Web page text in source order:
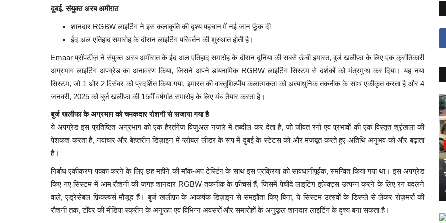
दुबई, संयुक्त अरब अमीरात
शानदार RGBW लाइटिंग ने इस कलाकृति की दृश्य पहचान में नई जान फ़ूँक दी
ईद अल एतिहाद समारोह के दौरान लाइटिंग परिवर्तन की शुरुआत होती है।
Emaar प्रॉपर्टीज़ ने संयुक्त अरब अमीरात के ईद अल एतिहाद समारोह के दौरान दुनिया की सबसे ऊंची इमारत, बुर्ज खलीफ़ा के लिए एक क्रांतिकारी
अग्रभाग लाइटिंग अपग्रेड का अनावरण किया, जिसने अपने डायनामिक RGBW लाइटिंग सिस्टम से दर्शकों को मंत्रमुग्ध कर दिया। यह नया
सिस्टम, जो 1 और 2 दिसंबर को प्रदर्शित किया गया, इमारत की वास्तुशिल्पीय कलात्मकता को अत्याधुनिक तकनीक के साथ एकीकृत करता है और 4
जनवरी, 2025 को बुर्ज खलीफ़ा की 15वीं वर्षगांठ समारोह के लिए मंच तैयार करता है।
बुर्ज खलीफा के अग्रभाग को चमकदार रोशनी से सजाया गया है
ये अपग्रेड इस प्रतिष्ठित अग्रभाग को एक हैरतंगेज़ विज़ुअल नज़ारे में तब्दील कर देता है, जो जीवंत रंगों एवं प्रभावों की एक विस्तृत श्रृंखला की
पेशकश करता है, नवाचार और बेहतरीन डिज़ाइन में ग्लोबल लीडर के रूप में दुबई के स्टेटस को और मज़बूत करते हुए अतिथि अनुभव को और बढ़ाता
है।
निर्बाध एकीकरण पक्का करने के लिए छह महीने की मॉक-अप टेस्टिंग के साथ इस प्रक्रिया को सावधानीपूर्वक, समन्वित किया गया था। इस अपग्रेड
किए गए सिस्टम में आम रौशनी की जगह शानदार RGBW तकनीक के फ़ीचर्स हैं, जिसमें पेचीदे लाइटिंग इफ़ेक्ट्स उत्पन्न करने के लिए रंग बदलने
वाले, एड्रेसेबल फ़िक्स्चर्स मौजूद हैं। बुर्ज खलीफ़ा के आकर्षक डिज़ाइन से समझौता किए बिना, ये सिस्टम उत्सवों के डिस्प्ले से लेकर रोज़मर्रा की
रौशनी तक, टॉवर की मीडिया स्क्रीन के अनुरूप एवं विभिन्न अवसरों और समारोहों के अनुकूल शानदार लाइटिंग के दृश्य बना सकता है।